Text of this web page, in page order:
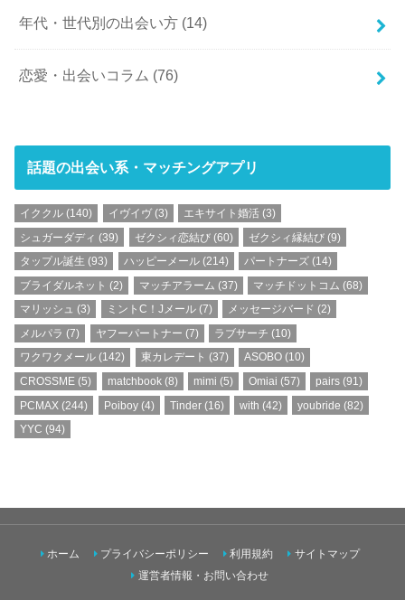
年代・世代別の出会い方 (14)
恋愛・出会いコラム (76)
話題の出会い系・マッチングアプリ
イククル (140) イヴイヴ(3) エキサイト婚活(3)
シュガーダディ (39) ゼクシィ恋結び(60) ゼクシィ縁結び(9)
タップル誕生 (93) ハッピーメール(214) パートナーズ(14)
ブライダルネット (2) マッチアラーム (37) マッチドットコム (68)
マリッシュ (3) ミントC！Jメール(7) メッセージバード (2)
メルパラ (7) ヤフーパートナー (7) ラブサーチ (10)
ワクワクメール (142) 東カレデート (37) ASOBO(10)
CROSSME (5) matchbook(8) mimi (5) Omiai (57) pairs (91)
PCMAX (244) Poiboy(4) Tinder(16) with (42) youbride (82)
YYC (94)
ホーム プライバシーポリシー 利用規約
サイトマップ
運営者情報・お問い合わせ